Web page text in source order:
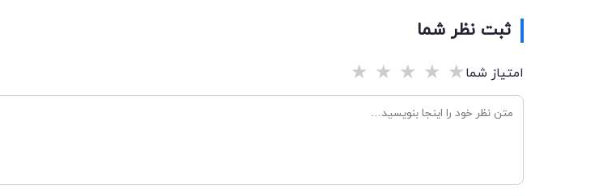
ثبت نظر شما
امتیاز شما★
★
★
★
★